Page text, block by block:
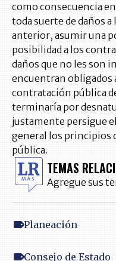
como consecuencia
toda suerte de daños
anterior, asumir una
posibilidad a los
daños que no les son
encuentran obligados
contratación pública
terminaría por
justamente persigue
general los principios
pública.
TEMAS
Agregue sus
Planeación
Consejo de Estado